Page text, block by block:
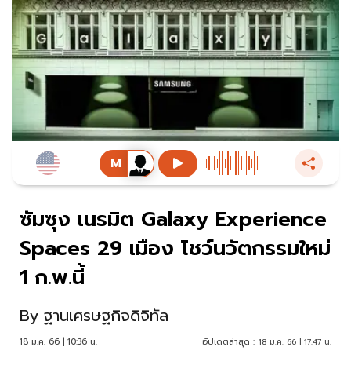
ซัมซุง เนรมิต Galaxy Experience
Spaces 29 เมือง โชว์นวัตกรรมใหม่
1 ก.พ.นี้
By ฐานเศรษฐกิจดิจิทัล
18 ม.ค. 66 | 10:36 น. อัปเดตล่าสุด : 18 ม.ค. 66 | 17:47 น.